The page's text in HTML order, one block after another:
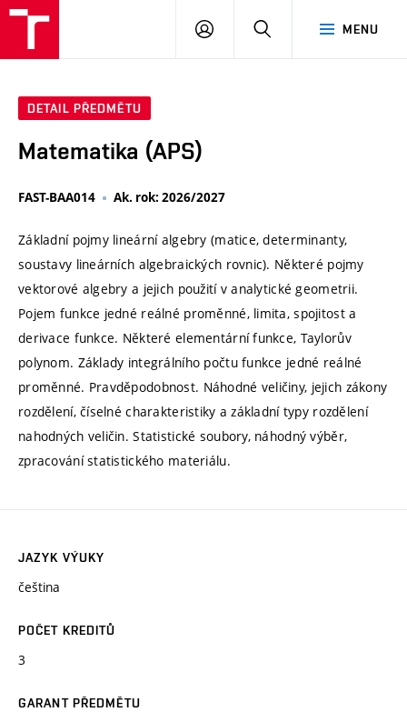
MENU
PŘIHLÁSIT
DETAIL PŘEDMĚTU
Matematika (APS)
FAST-BAA014 Ak. rok: 2026/2027
Základní pojmy lineární algebry (matice, determinanty,
soustavy lineárních algebraických rovnic). Některé pojmy
vektorové algebry a jejich použití v analytické geometrii.
Pojem funkce jedné reálné proměnné, limita, spojitost a
derivace funkce. Některé elementární funkce, Taylorův
polynom. Základy integrálního počtu funkce jedné reálné
proměnné. Pravděpodobnost. Náhodné veličiny, jejich zákony
rozdělení, číselné charakteristiky a základní typy rozdělení
nahodných veličin. Statistické soubory, náhodný výběr,
zpracování statistického materiálu.
JAZYK VÝUKY
čeština
POČET KREDITŮ
3
GARANT PŘEDMĚTU